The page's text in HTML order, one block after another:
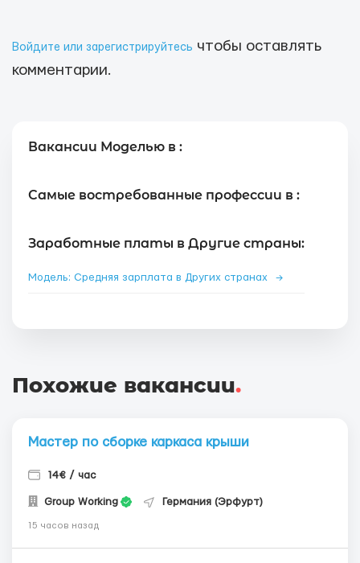
Войдите или зарегистрируйтесь чтобы оставлять
комментарии.
Вакансии Моделью в :
Самые востребованные профессии в :
Заработные платы в Другие страны:
Модель: Средняя зарплата в Других странах →
Похожие вакансии.
Мастер по сборке каркаса крыши
14€ / час
Group Working Германия (Эрфурт)
15 часов назад